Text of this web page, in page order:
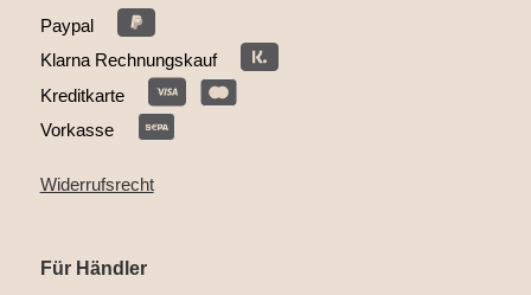
Paypal
Klarna Rechnungskauf
Kreditkarte
Vorkasse
Widerrufsrecht
Für Händler